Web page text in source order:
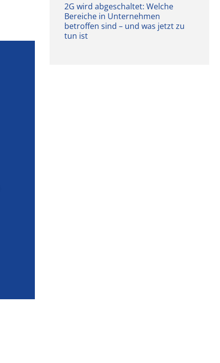
2G wird abgeschaltet: Welche
Bereiche in Unternehmen
betroffen sind – und was jetzt zu
tun ist